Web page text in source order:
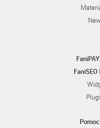
FaniPAY
FaniSEO